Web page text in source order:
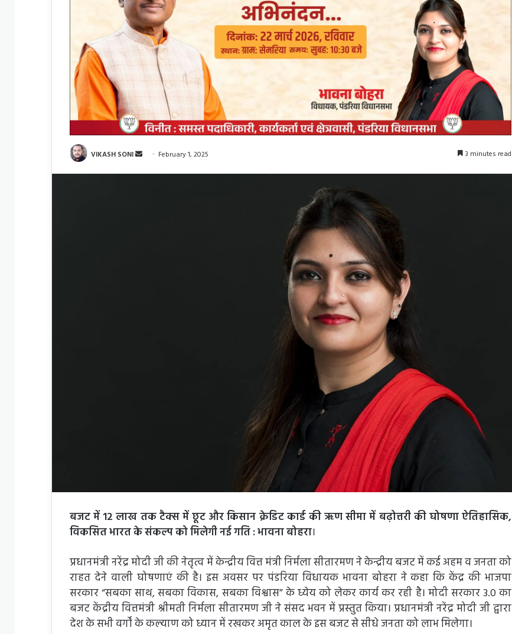
VIKASH SONI
Send February 1, 2025 3 minutes read
बजट में 12 लाख तक टैक्स में छूट और किसान क्रेडिट कार्ड की ऋण सीमा में बढ़ोत्तरी की घोषणा ऐतिहासिक,
विकसित भारत के संकल्प को मिलेगी नई गति : भावना बोहरा।
प्रधानमंत्री नरेंद्र मोदी जी की नेतृत्व में केन्द्रीय वित्त मंत्री निर्मला सीतारमण ने केन्द्रीय बजट में कई अहम व जनता को
राहत देने वाली घोषणाएं की है। इस अवसर पर पंडरिया विधायक भावना बोहरा ने कहा कि केंद्र की भाजपा
सरकार “सबका साथ, सबका विकास, सबका विश्वास” के ध्येय को लेकर कार्य कर रही है। मोदी सरकार 3.0 का
बजट केंद्रीय वित्तमंत्री श्रीमती निर्मला सीतारमण जी ने संसद भवन में प्रस्तुत किया। प्रधानमंत्री नरेंद्र मोदी जी द्वारा
देश के सभी वर्गों के कल्याण को ध्यान में रखकर अमृत काल के इस बजट से सीधे जनता को लाभ मिलेगा।